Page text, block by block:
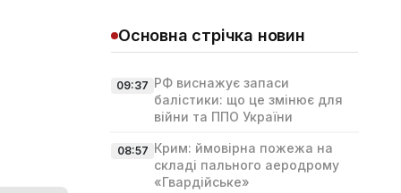
Основна стрічка новин
09:37 РФ виснажує запаси
балістики: що це змінює для
війни та ППО України
08:57 Крим: ймовірна пожежа на
складі пального аеродрому
«Гвардійське»